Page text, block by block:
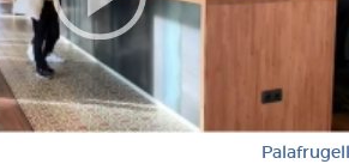
Palafrugell